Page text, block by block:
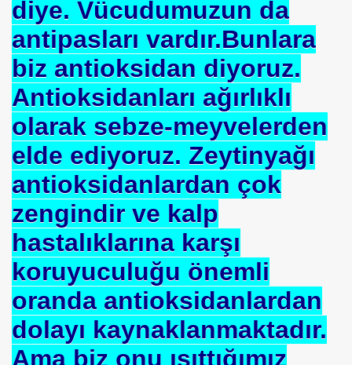
diye. Vücudumuzun da
antipasları vardır.Bunlara
biz antioksidan diyoruz.
Antioksidanları ağırlıklı
olarak sebze-meyvelerden
elde ediyoruz. Zeytinyağı
antioksidanlardan çok
zengindir ve kalp
hastalıklarına karşı
koruyuculuğu önemli
oranda antioksidanlardan
dolayı kaynaklanmaktadır.
Ama biz onu ısıttığımız
Mücadele Derneği
ERDEMi
?